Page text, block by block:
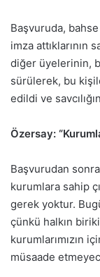
Başvuruda,
imza attıklarının
diğer üyelerinin,
sürülerek, bu
edildi ve
Özersay:
Başvurudan
kurumlara sahip
gerek yoktur.
çünkü halkın
kurumlarımızın
müsaade